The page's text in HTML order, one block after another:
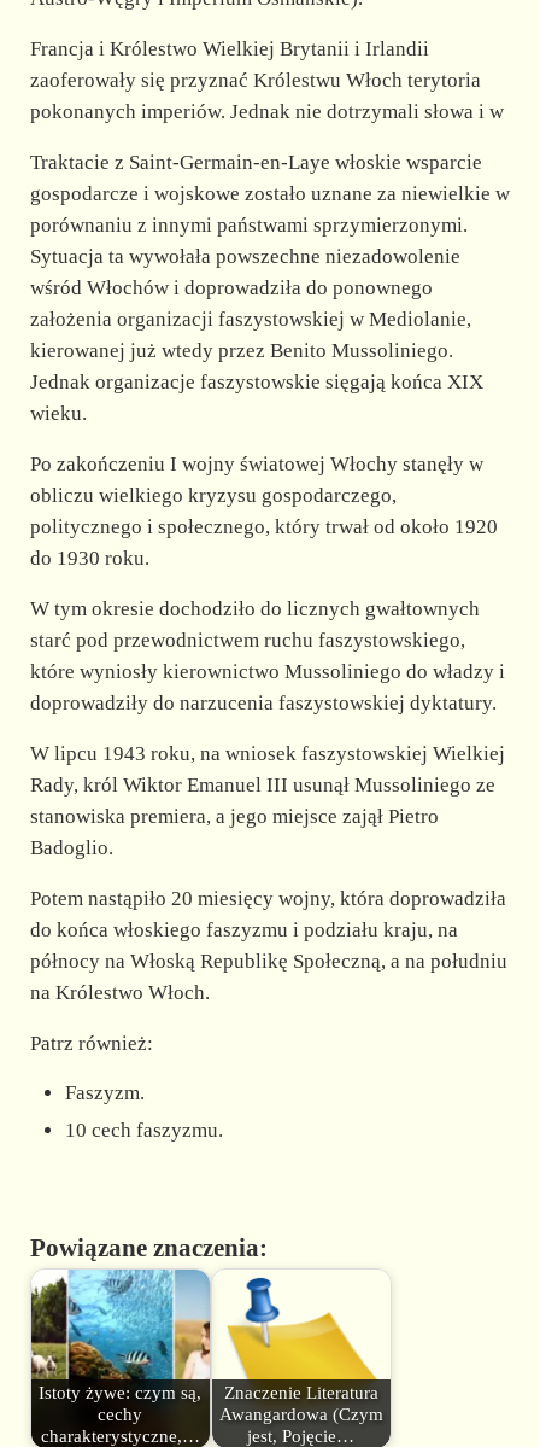
Francja i Królestwo Wielkiej Brytanii i Irlandii
zaoferowały się przyznać Królestwu Włoch terytoria
pokonanych imperiów. Jednak nie dotrzymali słowa i w
Traktacie z Saint-Germain-en-Laye włoskie wsparcie
gospodarcze i wojskowe zostało uznane za niewielkie w
porównaniu z innymi państwami sprzymierzonymi.
Sytuacja ta wywołała powszechne niezadowolenie
wśród Włochów i doprowadziła do ponownego
założenia organizacji faszystowskiej w Mediolanie,
kierowanej już wtedy przez Benito Mussoliniego.
Jednak organizacje faszystowskie sięgają końca XIX
wieku.
Po zakończeniu I wojny światowej Włochy stanęły w
obliczu wielkiego kryzysu gospodarczego,
politycznego i społecznego, który trwał od około 1920
do 1930 roku.
W tym okresie dochodziło do licznych gwałtownych
starć pod przewodnictwem ruchu faszystowskiego,
które wyniosły kierownictwo Mussoliniego do władzy i
doprowadziły do narzucenia faszystowskiej dyktatury.
W lipcu 1943 roku, na wniosek faszystowskiej Wielkiej
Rady, król Wiktor Emanuel III usunął Mussoliniego ze
stanowiska premiera, a jego miejsce zajął Pietro
Badoglio.
Potem nastąpiło 20 miesięcy wojny, która doprowadziła
do końca włoskiego faszyzmu i podziału kraju, na
północy na Włoską Republikę Społeczną, a na południu
na Królestwo Włoch.
Patrz również:
Faszyzm.
10 cech faszyzmu.
Powiązane znaczenia:
Istoty żywe: czym są,
cechy
charakterystyczne,…
Znaczenie Literatura
Awangardowa (Czym
jest, Pojęcie…